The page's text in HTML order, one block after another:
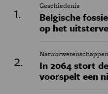
Geschiedenis
Belgische
op het
Natuurwetenschappen
In 2064 stort
voorspelt een